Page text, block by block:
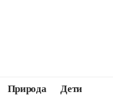
Природа Дети